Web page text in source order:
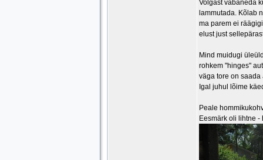
Volgast vabaneda
lammutada. Kõlab
ma parem ei
elust just
Mind muidugi
rohkem "hinges"
väga tore on saada
Igal juhul lõime
Peale
Eesmärk oli lihtne